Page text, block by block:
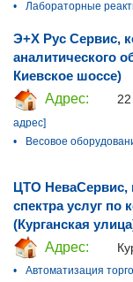
•
Лабораторные
Э+Х Рус Сервис,
аналитического
Киевское шоссе)
Адрес:
адрес]
•
Весовое
ЦТО НеваСервис,
спектра услуг по
(Курганская
Адрес:
•
Автоматизация